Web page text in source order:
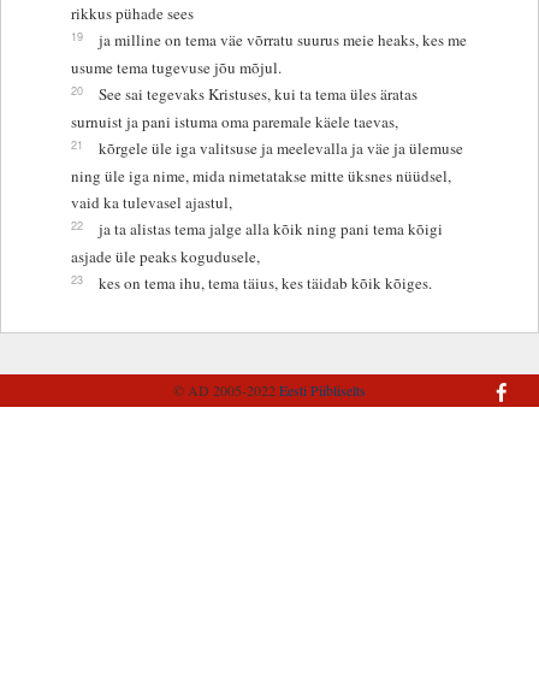
rikkus pühade sees
19
ja milline on tema väe võrratu suurus meie heaks, kes me
usume tema tugevuse jõu mõjul.
20
See sai tegevaks Kristuses, kui ta tema üles äratas
surnuist ja pani istuma oma paremale käele taevas,
21
kõrgele üle iga valitsuse ja meelevalla ja väe ja ülemuse
ning üle iga nime, mida nimetatakse mitte üksnes nüüdsel,
vaid ka tulevasel ajastul,
22
ja ta alistas tema jalge alla kõik ning pani tema kõigi
asjade üle peaks kogudusele,
23 kes on tema ihu, tema täius, kes täidab kõik kõiges.
© AD 2005-2022Eesti Piibliselts